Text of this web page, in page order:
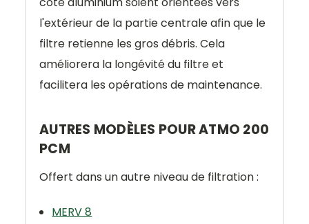
l'extérieur de la partie centrale afin que le
filtre retienne les gros débris. Cela
améliorera la longévité du filtre et
facilitera les opérations de maintenance.
AUTRES MODÈLES POUR ATMO 200
PCM
Offert dans un autre niveau de filtration :
MERV 8